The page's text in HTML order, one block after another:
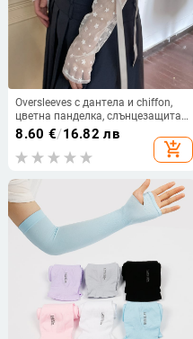
Oversleeves с дантела и chiffon,
цветна панделка, слънцезащита,
найлон, 50–70% основна тъкан,
PATTKIN, пролетно-лято 2023
8.60 €/16.82 лв
add_shopping_cart